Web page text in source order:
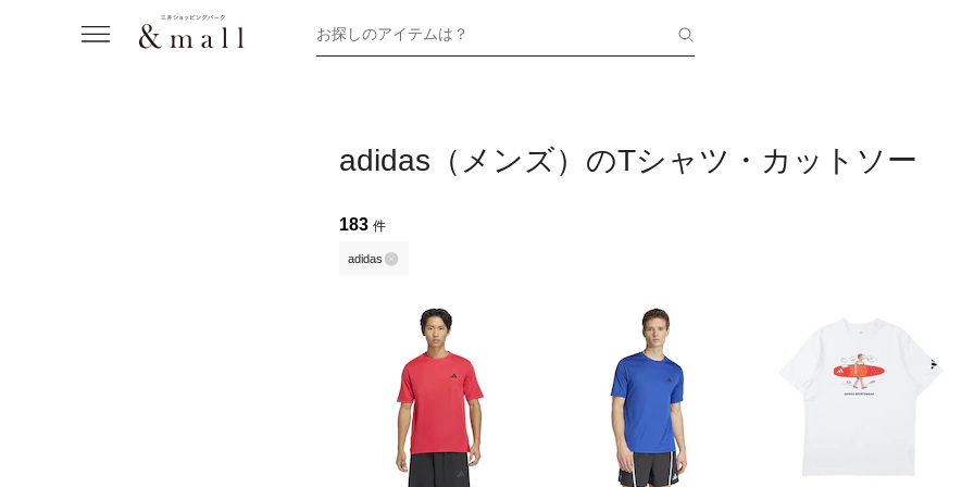
お探しのアイテムは？
adidas（メンズ）のTシャツ・カットソー
183 件
adidas